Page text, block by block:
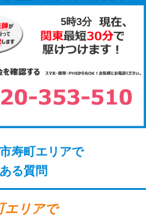
5時3分
寿町エリアで
る質問
エリアで